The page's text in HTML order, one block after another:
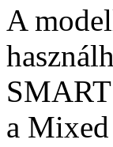
A
SMART
a